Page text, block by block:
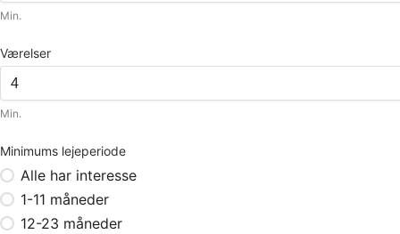
Min.
Værelser
Min.
Minimums lejeperiode
Alle har interesse
1-11 måneder
12-23 måneder